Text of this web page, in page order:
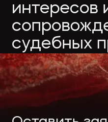
право
в
интересов
судебных